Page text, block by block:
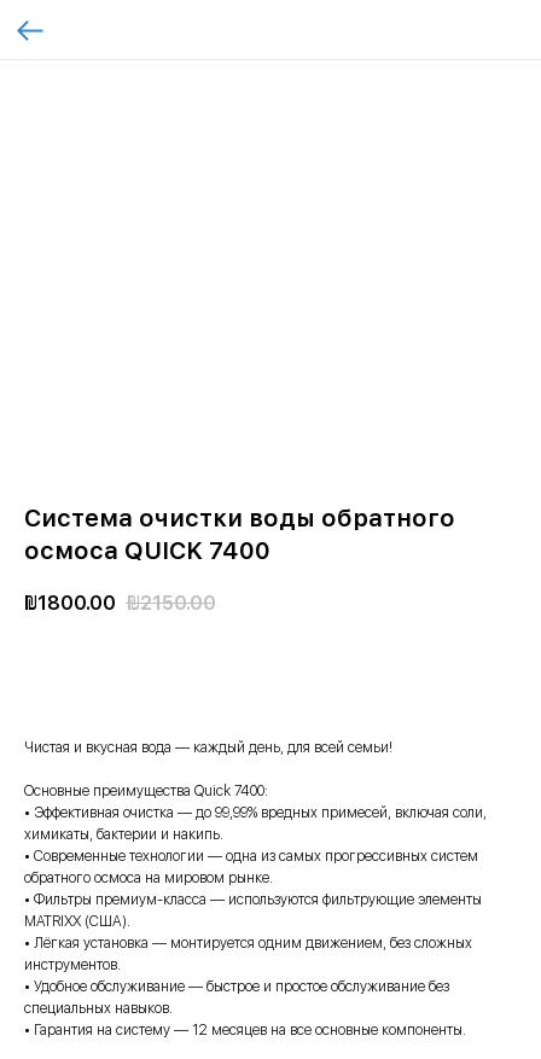
Cистема очистки воды обратного
осмоса QUICK 7400
₪1800.00 ₪2150.00
Чистая и вкусная вода — каждый день, для всей семьи!
Основные преимущества Quick 7400:
• Эффективная очистка — до 99,99% вредных примесей, включая соли,
химикаты, бактерии и накипь.
• Современные технологии — одна из самых прогрессивных систем
обратного осмоса на мировом рынке.
• Фильтры премиум-класса — используются фильтрующие элементы
MATRIXX (США).
• Лёгкая установка — монтируется одним движением, без сложных
инструментов.
• Удобное обслуживание — быстрое и простое обслуживание без
специальных навыков.
• Гарантия на систему — 12 месяцев на все основные компоненты.